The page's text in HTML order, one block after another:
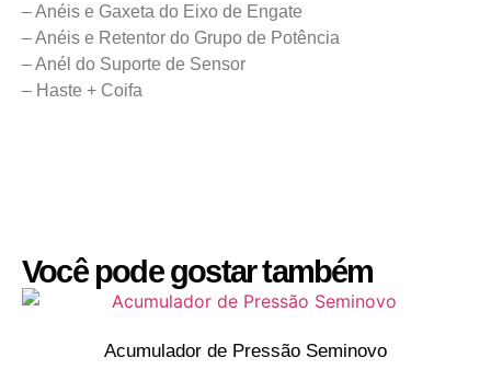
– Anéis e Gaxeta do Eixo de Engate
– Anéis e Retentor do Grupo de Potência
– Anél do Suporte de Sensor
– Haste + Coifa
Você pode gostar também
Acumulador de Pressão Seminovo